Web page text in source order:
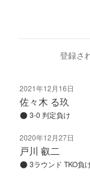
登録さ
2021年12月16日
佐々木 る玖
3-0 判定負け
2020年12月27日
戸川 叡二
3ラウンド TKO負